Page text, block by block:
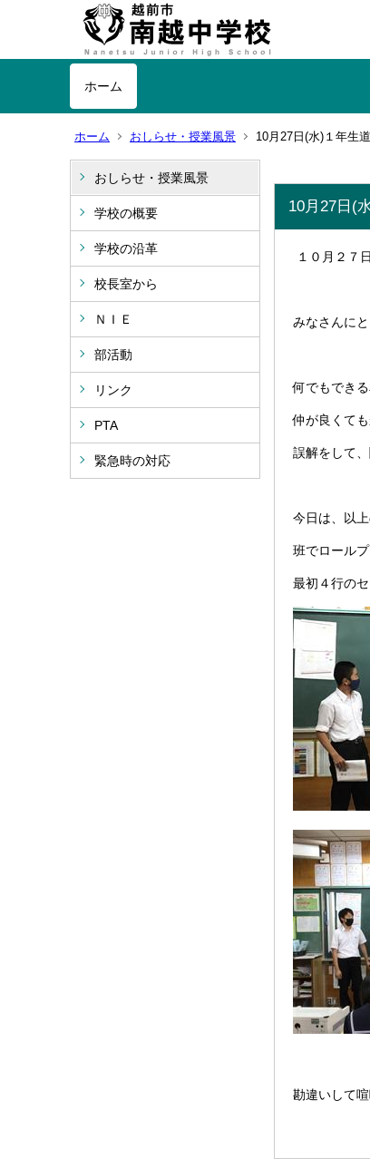
ホーム
ホーム おしらせ・授業風景 10月27日(水)１年生
おしらせ・授業風景
学校の概要
学校の沿革
校長室から
ＮＩＥ
部活動
リンク
PTA
緊急時の対応
10月27日(
１０月２７
みなさんに
何でもでき
仲が良くて
誤解をして
今日は、以
班でロール
最初４行の
勘違いして